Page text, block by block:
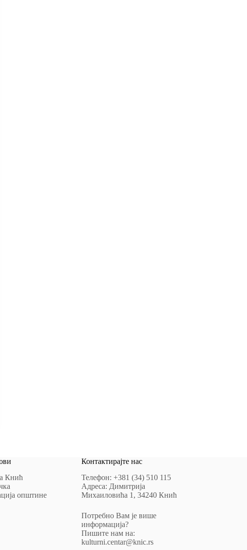
Кнић
општине
Контактирајте нас
Телефон: +381 (34) 510 115
Адреса: Димитрија
Михаиловића 1, 34240 Кнић
Потребно Вам је више
информација?
Пишите нам на:
kulturni.centar@knic.rs